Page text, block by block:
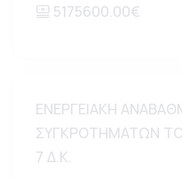
5175600.00€
ΕΝΕΡΓΕΙΑΚΗ
ΣΥΓΚΡΟΤΗΜΑΤΩΝ
7 Δ.Κ.